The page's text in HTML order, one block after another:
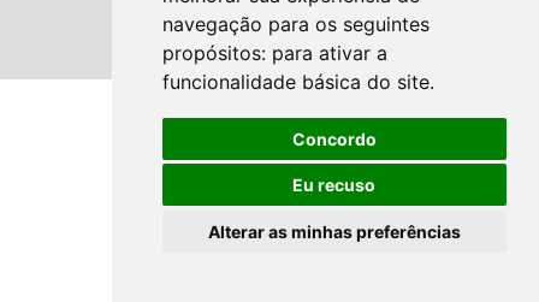
navegação para os seguintes
propósitos: para ativar a
funcionalidade básica do site.
Concordo
Eu recuso
Alterar as minhas preferências